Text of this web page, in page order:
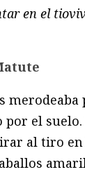
en el
el
al tiro